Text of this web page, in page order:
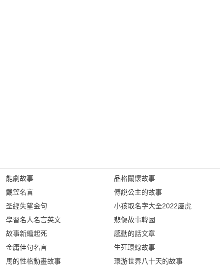
能劇故事
戴笠名言
圣經失望金句
學習名人名言英文
故事新編起死
金庸佳句名言
馬的性格動畫故事
品格關懷故事
傅說公主的故事
小孩取名字大全2022屬虎
悲傷故事韓國
感動的話文章
生死環線故事
環游世界八十天的故事